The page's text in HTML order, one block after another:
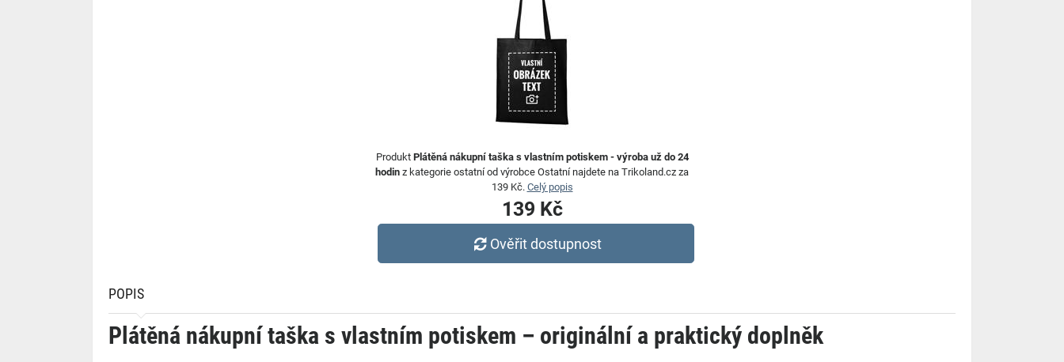
Produkt Plátěná nákupní taška s vlastním potiskem - výroba už do 24
hodin z kategorie ostatní od výrobce Ostatní najdete na Trikoland.cz za
139 Kč. Celý popis
139 Kč
Ověřit dostupnost
POPIS
Plátěná nákupní taška s vlastním potiskem – originální a praktický doplněk